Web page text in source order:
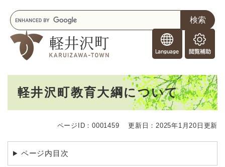
o
r
e
i
n
閲
覧
助
キ
ー
ワ
軽井沢町教育大綱について
ページID：0001459 更新日：2025年1月20日更新
ページ内目次